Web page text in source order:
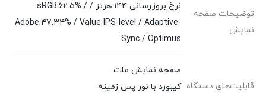
توضیحات صفحه
نمایش
نرخ بروزرسانی ۱۴۴ هرتز / sRGB:۶۲.۵% /
Adobe:۴۷.۳۴% / Value IPS-level / Adaptive-
Sync / Optimus
قابلیت‌های دستگاه
صفحه نمایش مات
کیبورد با نور پس زمینه